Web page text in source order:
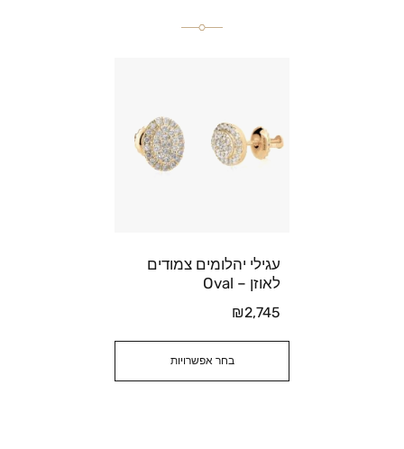
בחר אפשרויות
עגילי יהלומים צמודים
לאוזן – Oval
₪2,745